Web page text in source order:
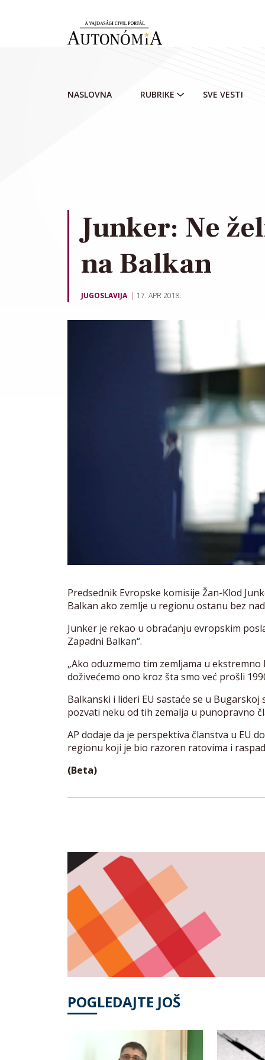
NASLOVNA RUBRIKE SVE VESTI
Junker: Ne
na Balkan
JUGOSLAVIJA 17. APR 2018.
Predsednik Evropske komisije Žan-Klod
Balkan ako zemlje u regionu ostanu bez
Junker je rekao u obraćanju evropskim
Zapadni Balkan“.
„Ako oduzmemo tim zemljama u
doživećemo ono kroz šta smo već prošli
Balkanski i lideri EU sastaće se u Bugarskoj
pozvati neku od tih zemalja u punopravno
AP dodaje da je perspektiva članstva u EU
regionu koji je bio razoren ratovima i
(Beta)
POGLEDAJTE JOŠ